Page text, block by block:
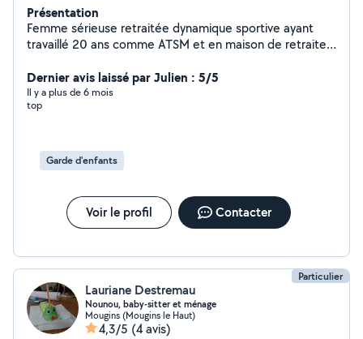
Présentation
Femme sérieuse retraitée dynamique sportive ayant
travaillé 20 ans comme ATSM et en maison de retraite
d'enfants,ménage, et m'occuper de personnes âgées
les promener, les accompagnés faire leurs courses je
suis véhiculé. Recherche sur le Cannet, Cannes merci.
Dernier avis laissé par Julien : 5/5
Il y a plus de 6 mois
top
Garde d'enfants
Voir le profil Contacter
Particulier
Lauriane Destremau
Nounou, baby-sitter et ménage
Mougins (Mougins le Haut)
4,3/5 (4 avis)